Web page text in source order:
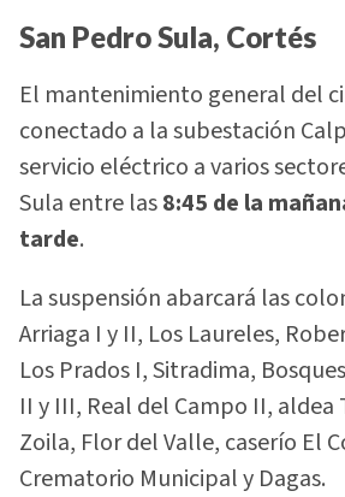
San Pedro Sula, Cortés
El mantenimiento general del
conectado a la subestación
servicio eléctrico a varios
Sula entre las8:45 de la
tarde.
La suspensión abarcará las
Arriaga I y II, Los Laureles,
Los Prados I, Sitradima,
II y III, Real del Campo II, aldea
Zoila, Flor del Valle, caserío El
Crematorio Municipal y Dagas.